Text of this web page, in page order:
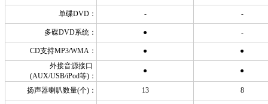
单碟DVD： - -
多碟DVD系统： ● -
CD支持MP3/WMA： ●
●
外接音源接口
(AUX/USB/iPod等)：
● ●
扬声器喇叭数量(个)： 13 8